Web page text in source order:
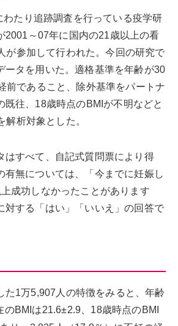
たり追跡調査を行っている疫学研
2001～07年に国内の21歳以上の看
が参加して行われた。今回の研究で
ータを用いた。適格基準を年齢が30
前であること、除外基準をパートナ
既往、18歳時点のBMIが不明などと
解析対象とした。
はすべて、自記式質問票により得
有無については、「今までに妊娠し
成功しなかったことがあります
対する「はい」「いいえ」の回答で
た1万5,907人の特徴をみると、年齢
BMIは21.6±2.9、18歳時点のBMI